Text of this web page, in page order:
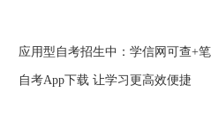
应用型自考招生中：学信网可查+
自考App下载 让学习更高效便捷